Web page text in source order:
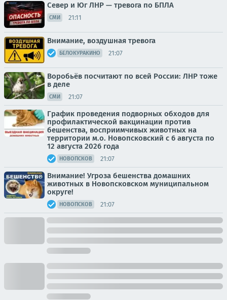
Север и Юг ЛНР — тревога по БПЛА
СМИ 21:11
Внимание, воздушная тревога
БЕЛОКУРАКИНО 21:07
Воробьёв посчитают по всей России: ЛНР тоже
в деле
СМИ 21:07
График проведения подворных обходов для
профилактической вакцинации против
бешенства, восприимчивых животных на
территории м.о. Новопсковский с 6 августа по
12 августа 2026 года
НОВОПСКОВ 21:07
Внимание! Угроза бешенства домашних
животных в Новопсковском муниципальном
округе!
НОВОПСКОВ 21:07